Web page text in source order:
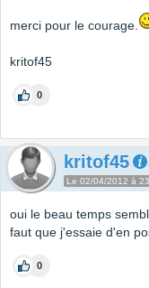
merci pour le courage.
kritof45
0
kritof45
Le 02/04/2012 à
oui le beau temps
faut que j'essaie d'en
0